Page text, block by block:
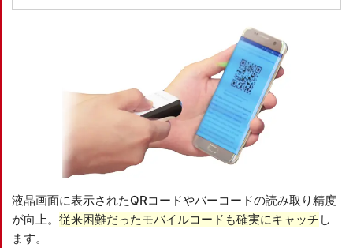
液晶画面に表示されたQRコードやバーコードの読み取り精度
が向上。 従来困難だったモバイルコードも確実にキャッチ し
ます。